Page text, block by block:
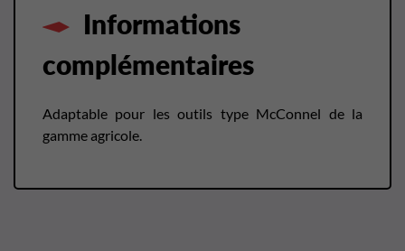
Informations
complémentaires
Adaptable pour les outils type McConnel de la
gamme agricole.